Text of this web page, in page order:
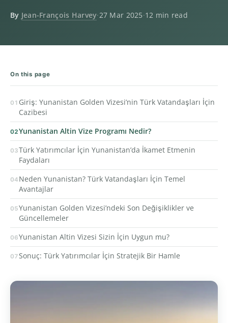
By Jean-François Harvey·27 Mar 2025·12 min read
On this page
Giriş: Yunanistan Golden Vizesi’nin Türk Vatandaşları İçin
Cazibesi
Yunanistan Altin Vize Programı Nedir?
Türk Yatırımcılar İçin Yunanistan’da İkamet Etmenin
Faydaları
Neden Yunanistan? Türk Vatandaşları İçin Temel
Avantajlar
Yunanistan Golden Vizesi’ndeki Son Değişiklikler ve
Güncellemeler
Yunanistan Altin Vizesi Sizin İçin Uygun mu?
Sonuç: Türk Yatırımcılar İçin Stratejik Bir Hamle